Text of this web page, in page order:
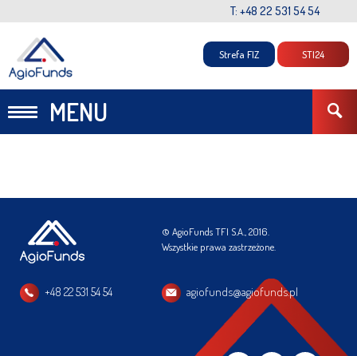
T: +48 22 531 54 54
MENU
Strefa FIZ STI24
© AgioFunds TFI S.A., 2016.
Wszystkie prawa zastrzeżone.
+48 22 531 54 54 agiofunds@agiofunds.pl